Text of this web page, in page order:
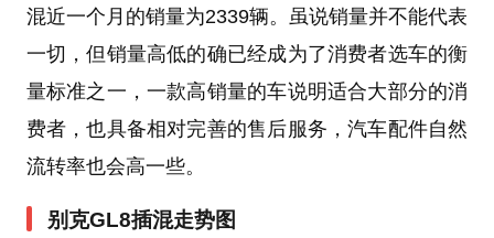
混近一个月的销量为2339辆。虽说销量并不能代表
一切，但销量高低的确已经成为了消费者选车的衡
量标准之一，一款高销量的车说明适合大部分的消
费者，也具备相对完善的售后服务，汽车配件自然
流转率也会高一些。
别克GL8插混走势图